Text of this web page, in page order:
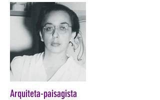
Arquiteta-paisagista